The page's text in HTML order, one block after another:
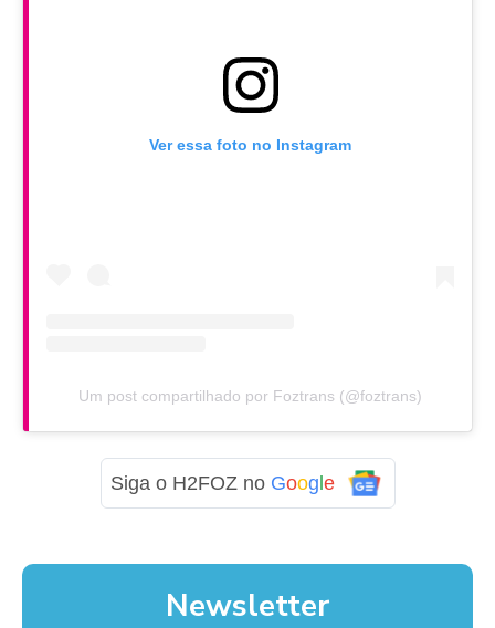
Ver essa foto no Instagram
Um post compartilhado por Foztrans (@foztrans)
Siga o H2FOZ no Google
Newsletter